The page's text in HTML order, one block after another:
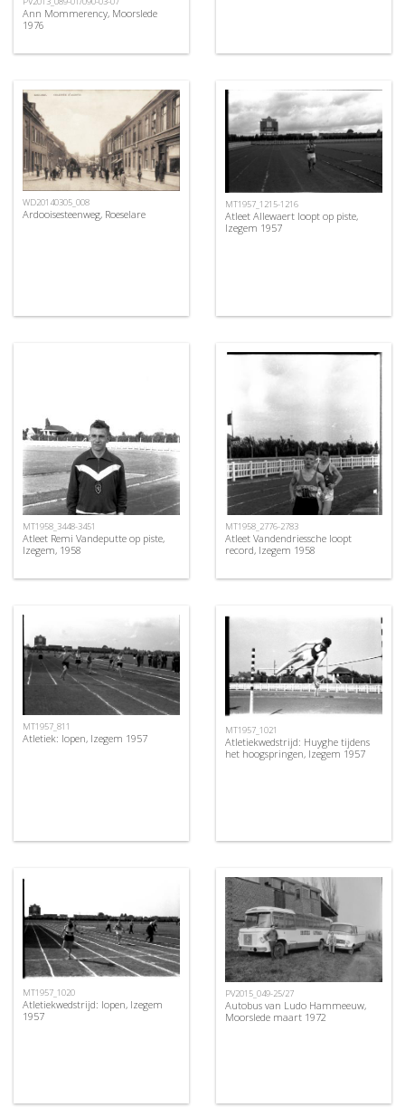
Ann Mommerency, Moorslede
1976
WD20140305_008
Ardooisesteenweg, Roeselare
MT1957_1215-1216
Atleet Allewaert loopt op piste,
Izegem 1957
MT1958_3448-3451
Atleet Remi Vandeputte op piste,
Izegem, 1958
MT1958_2776-2783
Atleet Vandendriessche loopt
record, Izegem 1958
MT1957_811
Atletiek: lopen, Izegem 1957
MT1957_1021
Atletiekwedstrijd: Huyghe tijdens
het hoogspringen, Izegem 1957
MT1957_1020
Atletiekwedstrijd: lopen, Izegem
1957
PV2015_049-25/27
Autobus van Ludo Hammeeuw,
Moorslede maart 1972